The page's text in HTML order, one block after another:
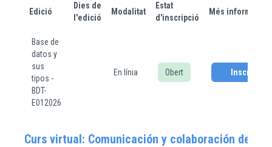
Edició
Dies de
l'edició
Modalitat
Estat
d'inscripció
Més informació
Base de
datos y
sus
tipos -
BDT-
E012026
En línia Obert Inscriure's
Curs virtual: Comunicación y colaboración